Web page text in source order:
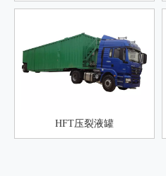
HFT压裂液罐